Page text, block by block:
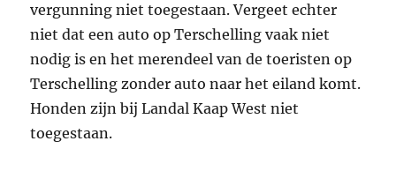
vergunning niet toegestaan. Vergeet echter
niet dat een auto op Terschelling vaak niet
nodig is en het merendeel van de toeristen op
Terschelling zonder auto naar het eiland komt.
Honden zijn bij Landal Kaap West niet
toegestaan.